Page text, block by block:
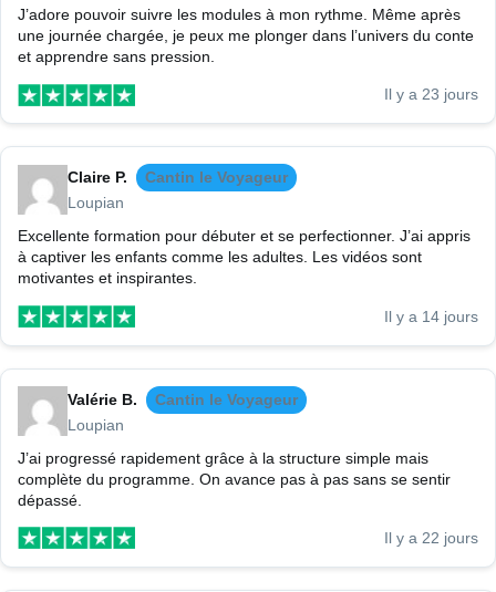
J’adore pouvoir suivre les modules à mon rythme. Même après
une journée chargée, je peux me plonger dans l’univers du conte
et apprendre sans pression.
Il y a 23 jours
Claire P.
Cantin le Voyageur
Loupian
Excellente formation pour débuter et se perfectionner. J’ai appris
à captiver les enfants comme les adultes. Les vidéos sont
motivantes et inspirantes.
Il y a 14 jours
Valérie B.
Cantin le Voyageur
Loupian
J’ai progressé rapidement grâce à la structure simple mais
complète du programme. On avance pas à pas sans se sentir
dépassé.
Il y a 22 jours